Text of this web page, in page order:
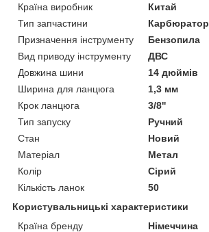
Країна виробник
Китай
Тип запчастини
Карбюратор
Призначення інструменту
Бензопила
Вид приводу інструменту
ДВС
Довжина шини
14 дюймів
Ширина для ланцюга
1,3 мм
Крок ланцюга
3/8''
Тип запуску
Ручний
Стан
Новий
Матеріал
Метал
Колір
Сірий
Кількість ланок
50
Користувальницькі характеристики
Країна бренду
Німеччина